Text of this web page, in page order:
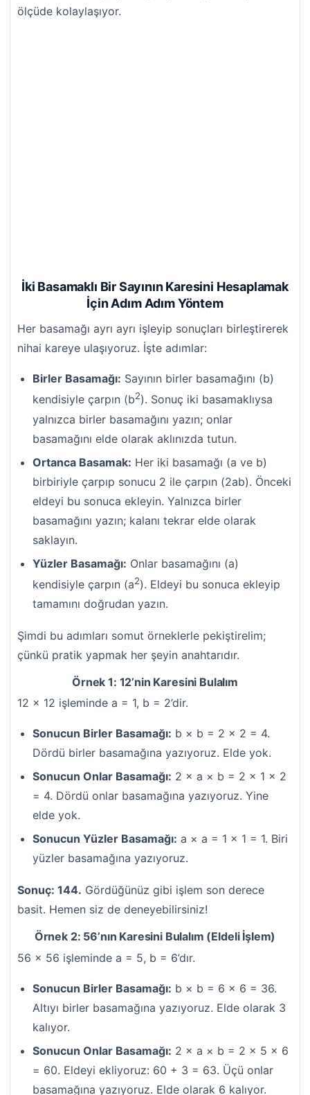
ölçüde kolaylaşıyor.
İki Basamaklı Bir Sayının Karesini Hesaplamak
İçin Adım Adım Yöntem
Her basamağı ayrı ayrı işleyip sonuçları birleştirerek
nihai kareye ulaşıyoruz. İşte adımlar:
Birler Basamağı: Sayının birler basamağını (b)
kendisiyle çarpın (b2). Sonuç iki basamaklıysa
yalnızca birler basamağını yazın; onlar
basamağını elde olarak aklınızda tutun.
Ortanca Basamak: Her iki basamağı (a ve b)
birbiriyle çarpıp sonucu 2 ile çarpın (2ab). Önceki
eldeyi bu sonuca ekleyin. Yalnızca birler
basamağını yazın; kalanı tekrar elde olarak
saklayın.
Yüzler Basamağı: Onlar basamağını (a)
kendisiyle çarpın (a2). Eldeyi bu sonuca ekleyip
tamamını doğrudan yazın.
Şimdi bu adımları somut örneklerle pekiştirelim;
çünkü pratik yapmak her şeyin anahtarıdır.
Örnek 1: 12’nin Karesini Bulalım
12 × 12 işleminde a = 1, b = 2’dir.
Sonucun Birler Basamağı: b × b = 2 × 2 = 4.
Dördü birler basamağına yazıyoruz. Elde yok.
Sonucun Onlar Basamağı: 2 × a × b = 2 × 1 × 2
= 4. Dördü onlar basamağına yazıyoruz. Yine
elde yok.
Sonucun Yüzler Basamağı: a × a = 1 × 1 = 1. Biri
yüzler basamağına yazıyoruz.
Sonuç: 144. Gördüğünüz gibi işlem son derece
basit. Hemen siz de deneyebilirsiniz!
Örnek 2: 56’nın Karesini Bulalım (Eldeli İşlem)
56 × 56 işleminde a = 5, b = 6’dır.
Sonucun Birler Basamağı: b × b = 6 × 6 = 36.
Altıyı birler basamağına yazıyoruz. Elde olarak 3
kalıyor.
Sonucun Onlar Basamağı: 2 × a × b = 2 × 5 × 6
= 60. Eldeyi ekliyoruz: 60 + 3 = 63. Üçü onlar
basamağına yazıyoruz. Elde olarak 6 kalıyor.